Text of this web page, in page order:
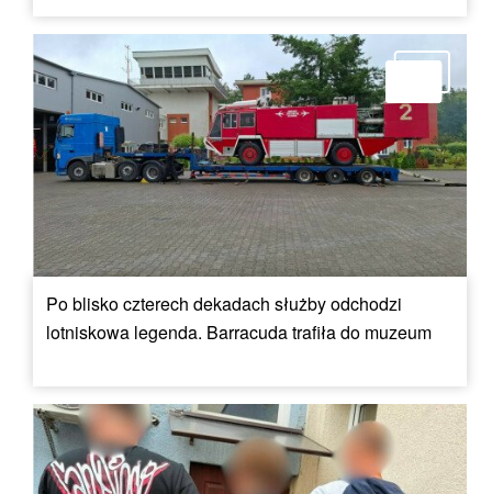
Po blisko czterech dekadach służby odchodzi
lotniskowa legenda. Barracuda trafiła do muzeum